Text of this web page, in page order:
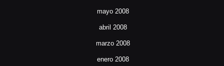
mayo 2008
abril 2008
marzo 2008
enero 2008